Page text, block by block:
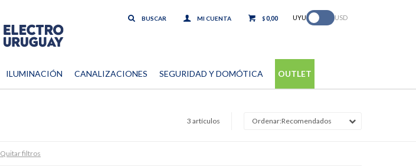
ILUMINACIÓN CANALIZACIONES SEGURIDAD Y DOMÓTICA OUTLET
$0,00 UYU USD
3 artículos Recomendados
Quitar filtros